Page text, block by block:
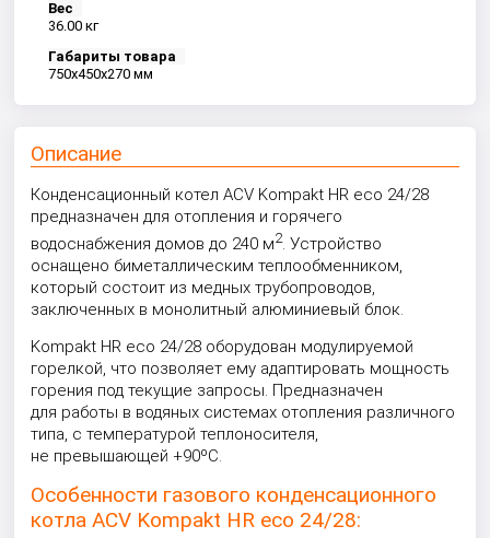
Вес
36.00 кг
Габариты товара
750x450x270 мм
Описание
Конденсационный котел ACV Kompakt HR eco 24/28
предназначен для отопления и горячего
водоснабжения домов до 240 м2. Устройство
оснащено биметаллическим теплообменником,
который состоит из медных трубопроводов,
заключенных в монолитный алюминиевый блок.
Kompakt HR eco 24/28 оборудован модулируемой
горелкой, что позволяет ему адаптировать мощность
горения под текущие запросы. Предназначен
для работы в водяных системах отопления различного
типа, с температурой теплоносителя,
не превышающей +90ºС.
Особенности газового конденсационного
котла ACV Kompakt HR eco 24/28: